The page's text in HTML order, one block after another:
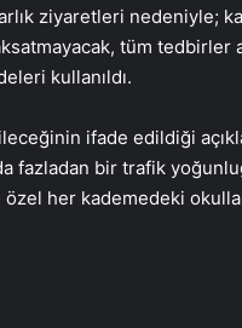
ziyaretleri nedeniyle;
tüm tedbirler
kullanıldı.​​​​​​
ifade edildiği
fazladan bir trafik
her kademedeki